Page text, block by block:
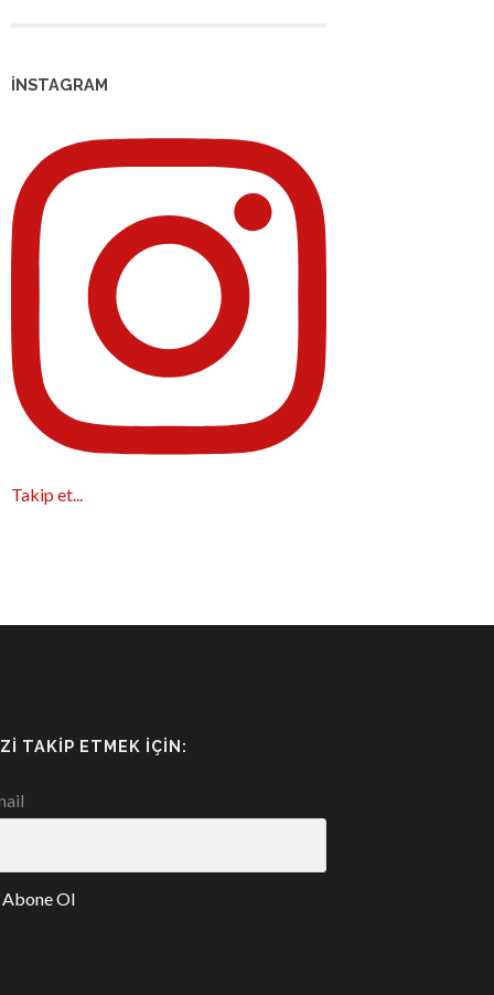
İNSTAGRAM
Takip et...
TAKIP ETMEK İÇIN: